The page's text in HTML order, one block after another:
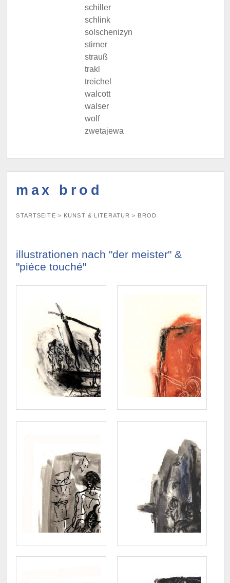
schiller
schlink
solschenizyn
stirner
strauß
trakl
treichel
walcott
walser
wolf
zwetajewa
max brod
STARTSEITE > KUNST & LITERATUR > BROD
illustrationen nach "der meister" &
"piéce touché"